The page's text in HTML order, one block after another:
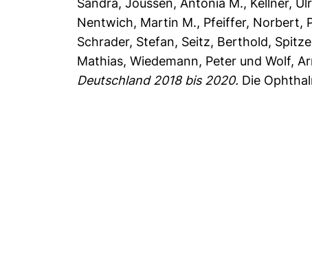
Sandra,Joussen, Antonia M., Kellner,
Nentwich, Martin M., Pfeiffer, Norbert,
Schrader, Stefan, Seitz, Berthold,
Mathias,Wiedemann, Peter undWolf,
Deutschland 2018 bis 2020. Die